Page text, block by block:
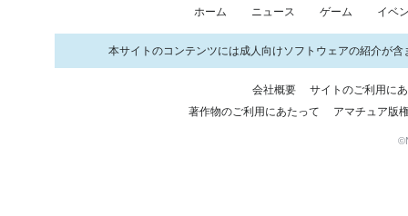
ホーム ニュース ゲーム イベ
本サイトのコンテンツには成人向けソフトウェアの紹介が
会社概要
サイトのご利用に
著作物のご利用にあたって
アマチュア版